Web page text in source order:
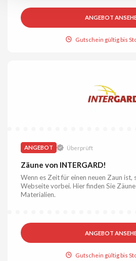
ANGEBOT
Gutschein gültig bis
ANGEBOT Überprüft
Zäune von INTERGARD!
Wenn es Zeit für einen neuen Zaun ist,
Webseite vorbei. Hier finden Sie
Materialien.
ANGEBOT
Gutschein gültig bis